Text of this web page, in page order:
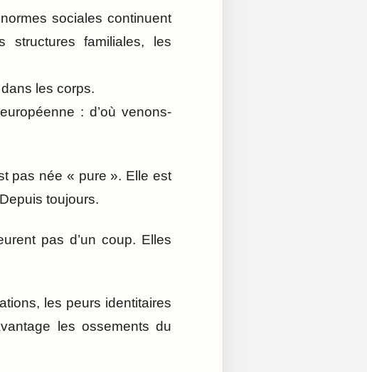
sociales continuent
structures familiales, les
les corps.
: d’où venons-
pas née « pure ». Elle est
toujours.
pas d’un coup. Elles
les peurs identitaires
les ossements du